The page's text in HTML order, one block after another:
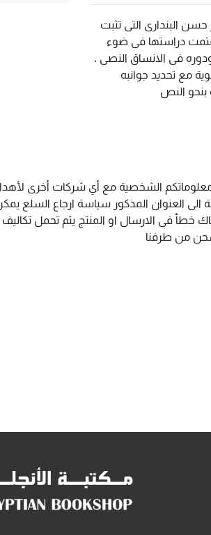
البندارى التى تثبت
فتمت دراستها فى ضوء
فى الانساق النصى .
مع تحديد جوانبه
بنحو النص
معلوماتكم الشخصية مع أي شركات أخرى
المذكور سياسة ارجاع السلع يمكن
فى الارسال او المنتج يتم تحمل
من طرفنا